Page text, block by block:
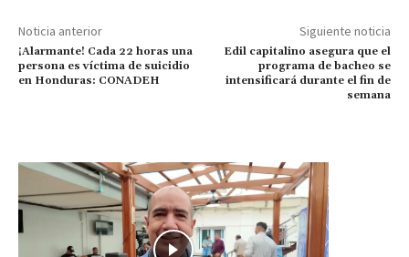
Noticia anterior
¡Alarmante! Cada 22 horas una
persona es víctima de suicidio
en Honduras: CONADEH
Siguiente noticia
Edil capitalino asegura que el
programa de bacheo se
intensificará durante el fin de
semana